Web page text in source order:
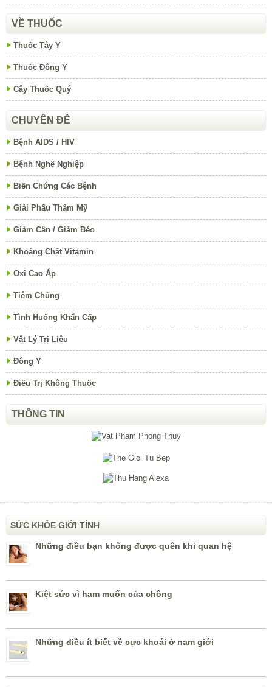
VỀ THUỐC
Thuốc Tây Y
Thuốc Đông Y
Cây Thuốc Quý
CHUYÊN ĐỀ
Bệnh AIDS / HIV
Bệnh Nghề Nghiệp
Biến Chứng Các Bệnh
Giải Phẩu Thẩm Mỹ
Giảm Cân / Giảm Béo
Khoáng Chất Vitamin
Oxi Cao Áp
Tiêm Chủng
Tình Huống Khẩn Cấp
Vật Lý Trị Liệu
Đông Y
Điều Trị Không Thuốc
THÔNG TIN
SỨC KHỎE GIỚI TÍNH
Những điều bạn không được quên khi quan hệ
Kiệt sức vì ham muốn của chồng
Những điều ít biết về cực khoái ở nam giới